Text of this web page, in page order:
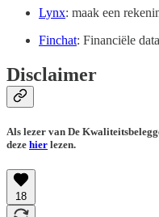
Lynx: maak een
Finchat: Financiële data
Disclaimer
Als lezer van De
deze hier lezen.
18